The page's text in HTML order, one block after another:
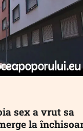
sex a vrut sa
la